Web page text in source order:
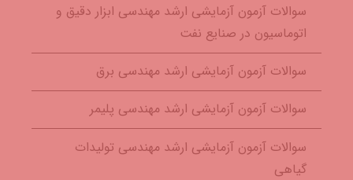
سوالات آزمون آزمایشی ارشد مهندسی ابزار دقیق و
اتوماسیون در صنایع نفت
سوالات آزمون آزمایشی ارشد مهندسی برق
سوالات آزمون آزمایشی ارشد مهندسی پلیمر
سوالات آزمون آزمایشی ارشد مهندسی تولیدات
گیاهی